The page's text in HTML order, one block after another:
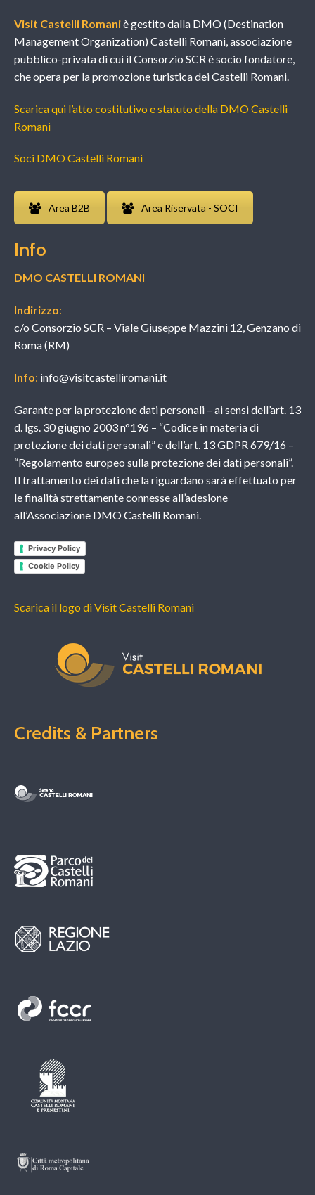
Visit Castelli Romaniè gestito dalla DMO (Destination
Management Organization) Castelli Romani, associazione
pubblico-privata di cui il Consorzio SCR è socio fondatore,
che opera per la promozione turistica dei Castelli Romani.
Scarica qui l’atto costitutivo e statuto della DMO Castelli
Romani
Soci DMO Castelli Romani
Area B2B Area Riservata - SOCI
Info
DMO CASTELLI ROMANI
Indirizzo:
c/o Consorzio SCR – Viale Giuseppe Mazzini 12, Genzano di
Roma (RM)
Info: info@visitcastelliromani.it
Garante per la protezione dati personali – ai sensi dell’art. 13
d. lgs. 30 giugno 2003 n°196 – “Codice in materia di
protezione dei dati personali” e dell’art. 13 GDPR 679/16 –
“Regolamento europeo sulla protezione dei dati personali”.
Il trattamento dei dati che la riguardano sarà effettuato per
le finalità strettamente connesse all’adesione
all’Associazione DMO Castelli Romani.
Privacy Policy
Cookie Policy
Scarica il logo di Visit Castelli Romani
Credits & Partners